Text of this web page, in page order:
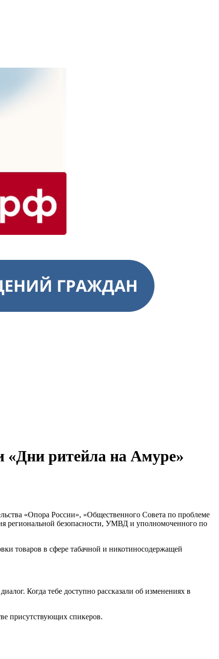
«Дни ритейла на Амуре»
«Опора России», «Общественного Совета по проблеме
региональной безопасности, УМВД и уполномоченного по
товаров в сфере табачной и никотиносодержащей
Когда тебе доступно рассказали об изменениях в
присутствующих спикеров.